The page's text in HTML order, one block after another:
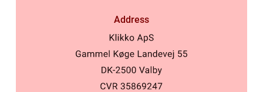
Address